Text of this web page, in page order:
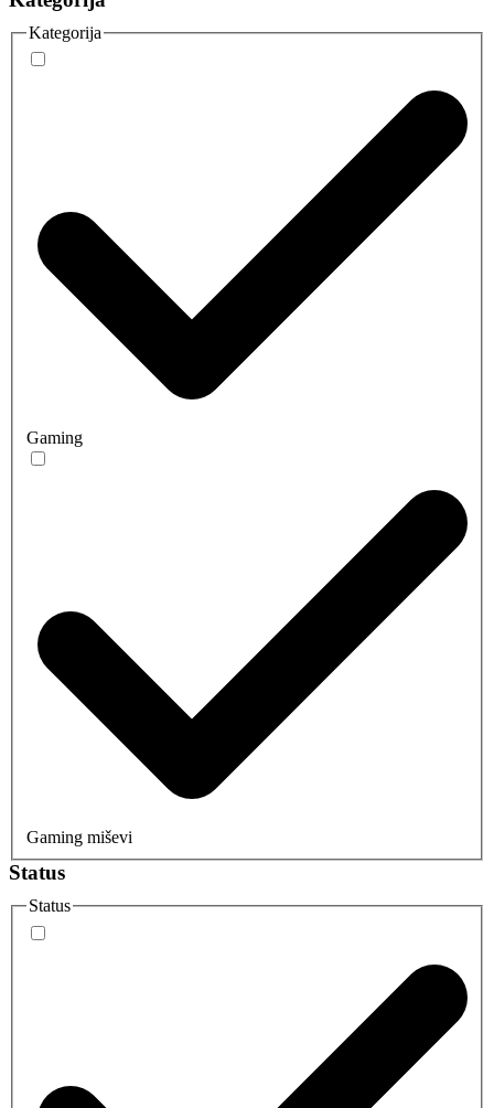
Kategorija
Gaming
Gaming miševi
Status
Status